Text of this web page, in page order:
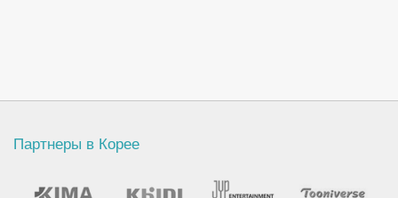
Партнеры в Корее